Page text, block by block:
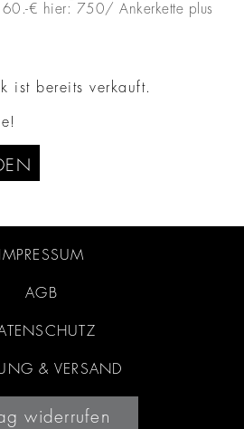
60.-€ hier: 750/ Ankerkette plus
ist bereits verkauft.
IMPRESSUM
AGB
& VERSAND
widerrufen